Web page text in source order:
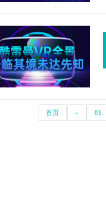
首页 « 81